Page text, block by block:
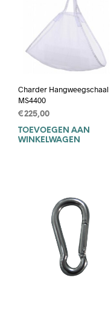
Charder Hangweegschaal
MS4400
€225,00
TOEVOEGEN AAN
WINKELWAGEN